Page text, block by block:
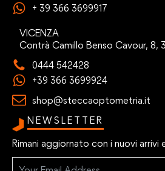
+ 39 366 3699917
VICENZA
Contrà Camillo Benso Cavour, 8,
0444 542428
+39 366 3699924
shop@steccaoptometria.it
NEWSLETTER
Rimani aggiornato con i nuovi arrivi